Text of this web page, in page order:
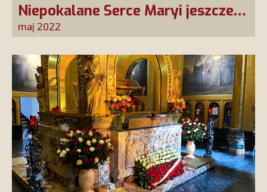
Niepokalane Serce Maryi jeszcze
bardziej obecne w polskich,
maj 2022